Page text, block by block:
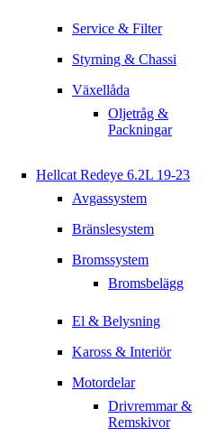
Service & Filter
Styrning & Chassi
Växellåda
Oljetråg &
Packningar
Hellcat Redeye 6.2L 19-23
Avgassystem
Bränslesystem
Bromssystem
Bromsbelägg
El & Belysning
Kaross & Interiör
Motordelar
Drivremmar &
Remskivor